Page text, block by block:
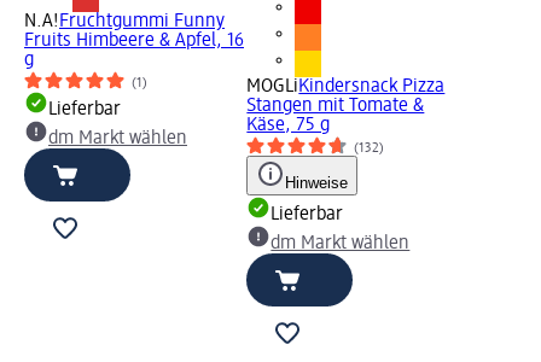
N.A!Fruchtgummi Funny
Fruits Himbeere & Apfel, 16
g
(1)
Lieferbar
dm Markt wählen
MOGLiKindersnack Pizza
Stangen mit Tomate &
Käse, 75 g
(132)
Hinweise
Lieferbar
dm Markt wählen